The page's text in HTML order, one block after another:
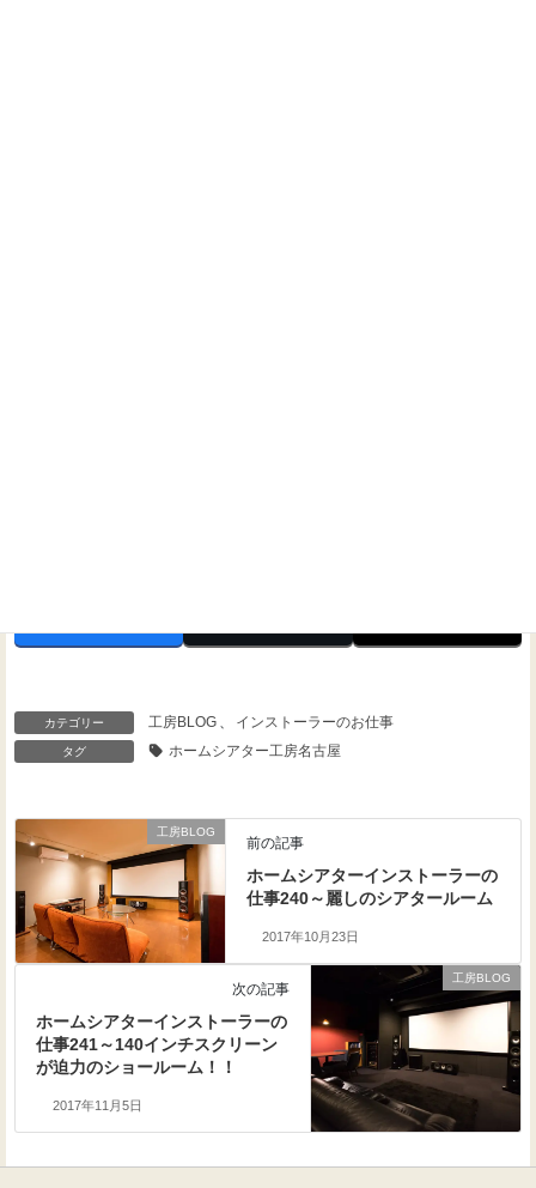
カテゴリー 工房BLOG インストーラーのお仕事
タグ ホームシアター工房名古屋
工房BLOG
前の記事
ホームシアターインストーラーの
仕事240～麗しのシアタールーム
2017年10月23日
工房BLOG
次の記事
ホームシアターインストーラーの
仕事241～140インチスクリーン
が迫力のショールーム！！
2017年11月5日